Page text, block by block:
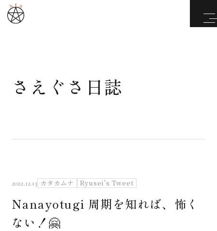
武道と医道
さえぐさ日誌
映像庫
さえぐさ日誌
2022.12.13 カタカムナ Ryusei's Tweet
Nanayotugi 周期を知れば、怖く
ない！🤗